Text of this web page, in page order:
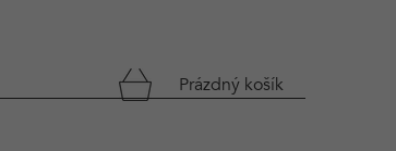
NÁKUPNÍ
Prázdný košík